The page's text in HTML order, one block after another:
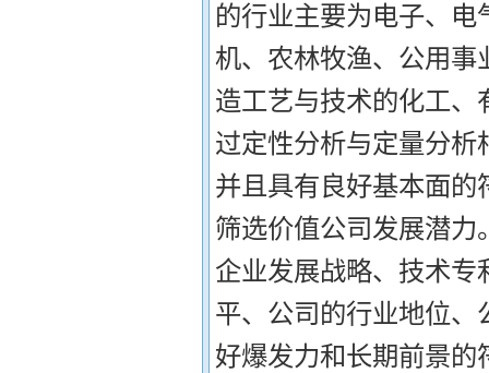
的行业主要为电子、
机、农林牧渔、公用
造工艺与技术的化工
过定性分析与定量分
并且具有良好基本面
筛选价值公司发展潜
企业发展战略、技术
平、公司的行业地位
好爆发力和长期前景